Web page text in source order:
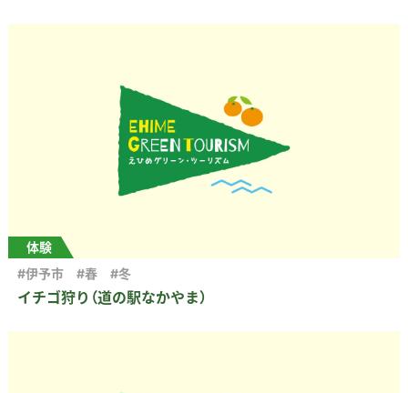
体験
イチゴ狩り（道の駅なかやま）
#伊予市 #春 #冬